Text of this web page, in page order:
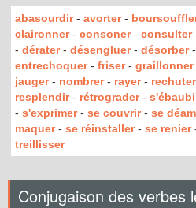
abasourdir- avorter-
claironner- consoner- consulter
- dérater- désengluer- désorber-
entrechoquer- friser- graillonner
jauger- nombrer- rayer- rechuter
resplendir- rétrograder-
- s'exprimer- se couvrir- se
maquer- se réinstaller- se renier
treillisser
Conjugaison des verbes